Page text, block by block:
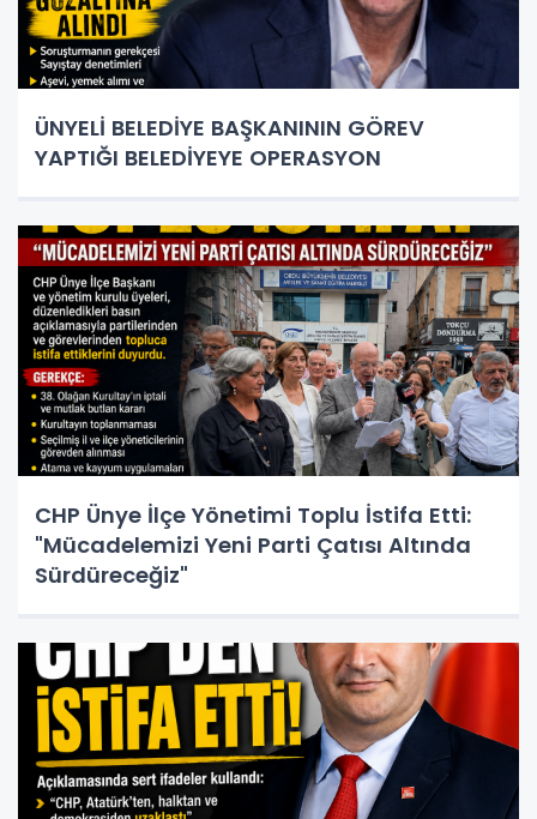
ÜNYELİ BELEDİYE BAŞKANININ GÖREV
YAPTIĞI BELEDİYEYE OPERASYON
CHP Ünye İlçe Yönetimi Toplu İstifa Etti:
"Mücadelemizi Yeni Parti Çatısı Altında
Sürdüreceğiz"